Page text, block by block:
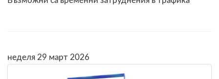
неделя 29 март 2026